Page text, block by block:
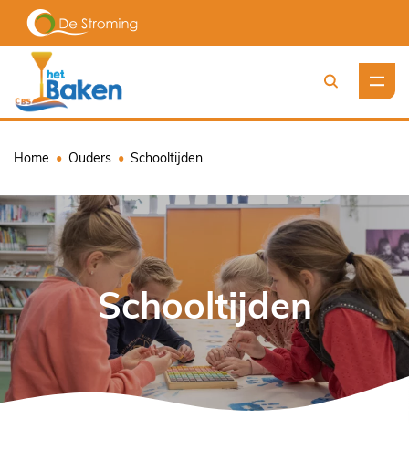
Zoeken
Home Ouders Schooltijden
Schooltijden